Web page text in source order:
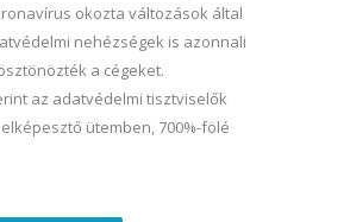
okozta változások által
nehézségek is azonnali
a cégeket.
az adatvédelmi tisztviselők
elképesztő ütemben, 700%-fölé